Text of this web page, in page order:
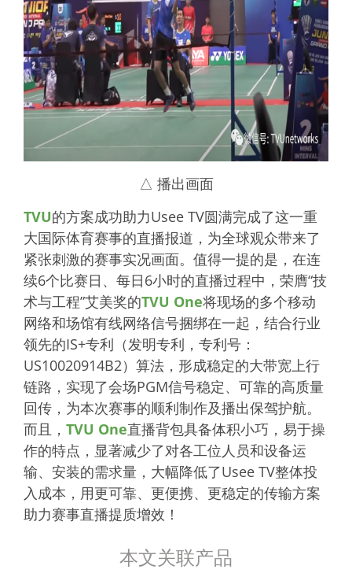
△ 播出画面
TVU的方案成功助力Usee TV圆满完成了这一重
大国际体育赛事的直播报道，为全球观众带来了
紧张刺激的赛事实况画面。值得一提的是，在连
续6个比赛日、每日6小时的直播过程中，荣膺“技
术与工程”艾美奖的TVU One将现场的多个移动
网络和场馆有线网络信号捆绑在一起，结合行业
领先的IS+专利（发明专利，专利号：
US10020914B2）算法，形成稳定的大带宽上行
链路，实现了会场PGM信号稳定、可靠的高质量
回传，为本次赛事的顺利制作及播出保驾护航。
而且， TVU One直播背包具备体积小巧，易于操
作的特点，显著减少了对各工位人员和设备运
输、安装的需求量，大幅降低了Usee TV整体投
入成本，用更可靠、更便携、更稳定的传输方案
助力赛事直播提质增效！
本文关联产品